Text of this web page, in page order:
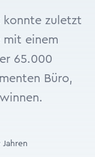
konnte zuletzt
mit einem
65.000
Büro,